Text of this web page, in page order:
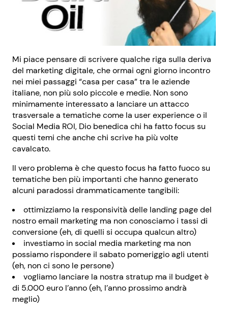
Mi piace pensare di scrivere qualche riga sulla deriva
del marketing digitale, che ormai ogni giorno incontro
nei miei passaggi “casa per casa” tra le aziende
italiane, non più solo piccole e medie. Non sono
minimamente interessato a lanciare un attacco
trasversale a tematiche come la user experience o il
Social Media ROI, Dio benedica chi ha fatto focus su
questi temi che anche chi scrive ha più volte
cavalcato.
Il vero problema è che questo focus ha fatto fuoco su
tematiche ben più importanti che hanno generato
alcuni paradossi drammaticamente tangibili:
ottimizziamo la responsività delle landing page del
nostro email marketing ma non conosciamo i tassi di
conversione (eh, di quelli si occupa qualcun altro)
investiamo in social media marketing ma non
possiamo rispondere il sabato pomeriggio agli utenti
(eh, non ci sono le persone)
vogliamo lanciare la nostra stratup ma il budget è
di 5.000 euro l’anno (eh, l’anno prossimo andrà
meglio)